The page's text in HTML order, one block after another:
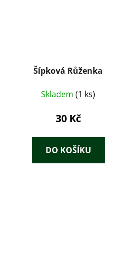
Šípková Růženka
Skladem (1 ks)
30 Kč
DO KOŠÍKU